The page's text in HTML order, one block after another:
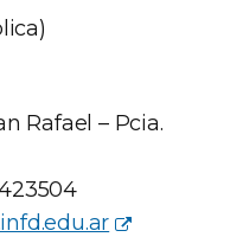
Rafael – Pcia.